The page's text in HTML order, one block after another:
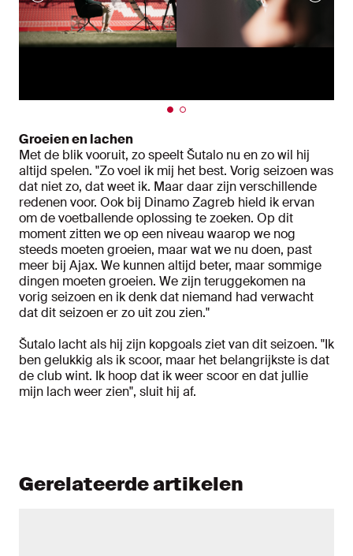
Groeien en lachen
Met de blik vooruit, zo speelt Šutalo nu en zo wil hij
altijd spelen. "Zo voel ik mij het best. Vorig seizoen was
dat niet zo, dat weet ik. Maar daar zijn verschillende
redenen voor. Ook bij Dinamo Zagreb hield ik ervan
om de voetballende oplossing te zoeken. Op dit
moment zitten we op een niveau waarop we nog
steeds moeten groeien, maar wat we nu doen, past
meer bij Ajax. We kunnen altijd beter, maar sommige
dingen moeten groeien. We zijn teruggekomen na
vorig seizoen en ik denk dat niemand had verwacht
dat dit seizoen er zo uit zou zien."
Šutalo lacht als hij zijn kopgoals ziet van dit seizoen. "Ik
ben gelukkig als ik scoor, maar het belangrijkste is dat
de club wint. Ik hoop dat ik weer scoor en dat jullie
mijn lach weer zien", sluit hij af.
Gerelateerde artikelen